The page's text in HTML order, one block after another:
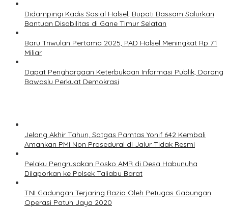
Didampingi Kadis Sosial Halsel, Bupati Bassam Salurkan
Bantuan Disabilitas di Gane Timur Selatan
Baru Triwulan Pertama 2025, PAD Halsel Meningkat Rp 71
Miliar
Dapat Penghargaan Keterbukaan Informasi Publik, Dorong
Bawaslu Perkuat Demokrasi
Jelang Akhir Tahun, Satgas Pamtas Yonif 642 Kembali
Amankan PMI Non Prosedural di Jalur Tidak Resmi
Pelaku Pengrusakan Posko AMR di Desa Habunuha
Dilaporkan ke Polsek Taliabu Barat
TNI Gadungan Terjaring Razia Oleh Petugas Gabungan
Operasi Patuh Jaya 2020